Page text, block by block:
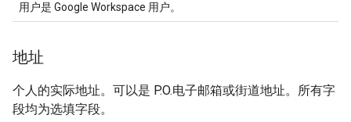
用户是 Google Workspace 用户。
地址
个人的实际地址。可以是 P.O.电子邮箱或街道地址。所有字
段均为选填字段。